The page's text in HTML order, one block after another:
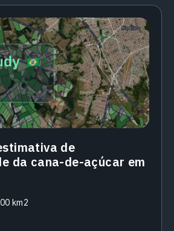
de
da cana-de-açúcar em
km2